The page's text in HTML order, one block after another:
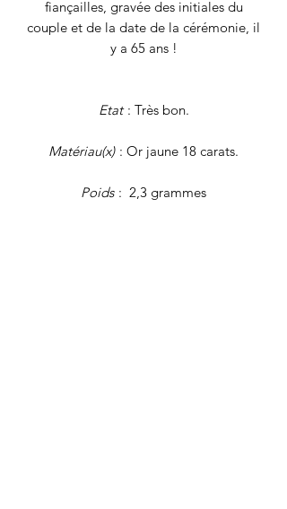
fiançailles, gravée des initiales du
couple et de la date de la cérémonie, il
y a 65 ans !
Etat: Très bon.
Matériau(x) : Or jaune 18 carats.
Poids : 2,3 grammes